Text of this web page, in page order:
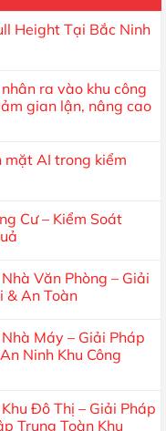
Height Tại Bắc Ninh
ra vào khu công
gian lận, nâng cao
mặt AI trong kiểm
Cư – Kiểm Soát
Văn Phòng – Giải
& An Toàn
Máy – Giải Pháp
Ninh Khu Công
Đô Thị – Giải Pháp
Trung Toàn Khu